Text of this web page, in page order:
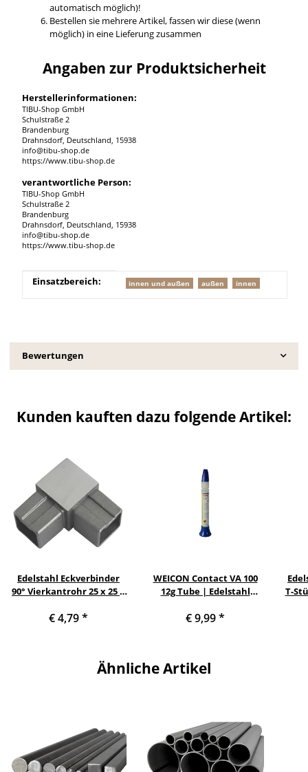
automatisch möglich)!
Bestellen sie mehrere Artikel, fassen wir diese (wenn
möglich) in eine Lieferung zusammen
Angaben zur Produktsicherheit
Herstellerinformationen:
TIBU-Shop GmbH
Schulstraße 2
Brandenburg
Drahnsdorf, Deutschland, 15938
info@tibu-shop.de
https://www.tibu-shop.de
verantwortliche Person:
TIBU-Shop GmbH
Schulstraße 2
Brandenburg
Drahnsdorf, Deutschland, 15938
info@tibu-shop.de
https://www.tibu-shop.de
Produkteigenschaft
Wert
Einsatzbereich: innen und außen außen innen
Bewertungen
Kunden kauften dazu folgende Artikel:
Edelstahl Eckverbinder
90° Vierkantrohr 25 x 25 x
€ 4,79*
WEICON Contact VA 100
12g Tube | Edelstahl
€ 9,99*
T-
Ähnliche Artikel